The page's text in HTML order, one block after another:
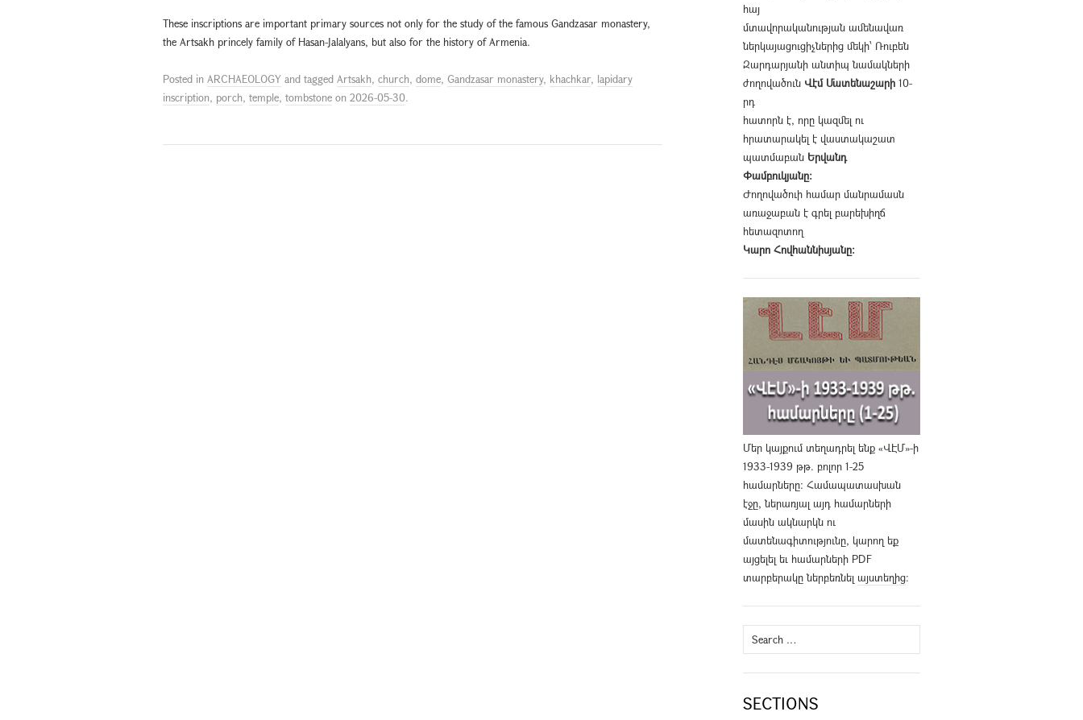
These inscriptions are important primary sources not only for the study of the famous Gandzasar monastery,
the Artsakh princely family of Hasan-Jalalyans, but also for the history of Armenia.
Posted in ARCHAEOLOGY and tagged Artsakh, church, dome, Gandzasar monastery, khachkar, lapidary
inscription, porch, temple, tombstone on 2026-05-30.
հայ
մտավորականության ամենավառ
ներկայացուցիչներից մեկի՝ Ռուբեն
Զարդարյանի անտիպ նամակների
ժողովածուն Վէմ Մատենաշարի 10-
րդ
հատորն է, որը կազմել ու
հրատարակել է վաստակաշատ
պատմաբան Երվանդ
Փամբուկյանը։
Ժողովածուի համար մանրամասն
առաջաբան է գրել բարեխիղճ
հետազոտող
Կարո Հովհաննիսյանը։
Մեր կայքում տեղադրել ենք «ՎԷՄ»-ի
1933-1939 թթ. բոլոր 1-25
համարները։ Համապատասխան
էջը, ներառյալ այդ համարների
մասին ակնարկն ու
մատենագիտությունը, կարող եք
այցելել եւ համարների PDF
տարբերակը ներբեռնել այստեղից։
Search
for:
SECTIONS